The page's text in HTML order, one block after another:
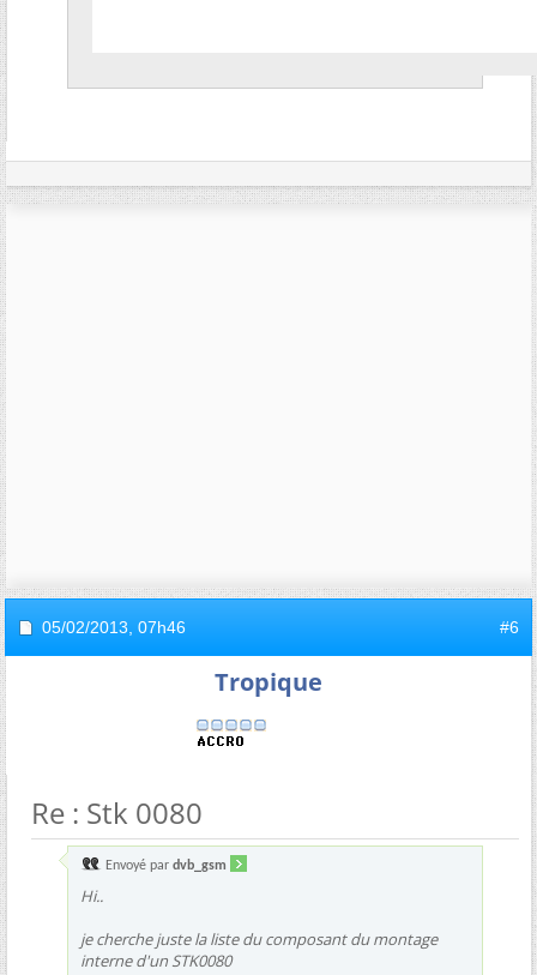
05/02/2013, 07h46 #6
Tropique
Re : Stk 0080
Envoyé par dvb_gsm
Hi..
je cherche juste la liste du composant du montage
interne d'un STK0080